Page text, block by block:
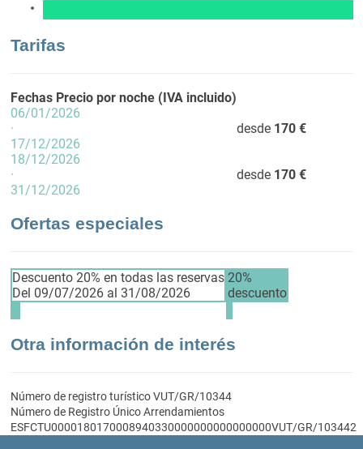
Tarifas
Fechas Precio por noche (IVA incluido)
06/01/2026
·
17/12/2026
desde 170 €
18/12/2026
·
31/12/2026
desde 170 €
Ofertas especiales
Descuento 20% en todas las reservas
Del 09/07/2026 al 31/08/2026
20%
descuento
Otra información de interés
Número de registro turístico VUT/GR/10344
Número de Registro Único Arrendamientos
ESFCTU0000180170008940330000000000000000VUT/GR/103442